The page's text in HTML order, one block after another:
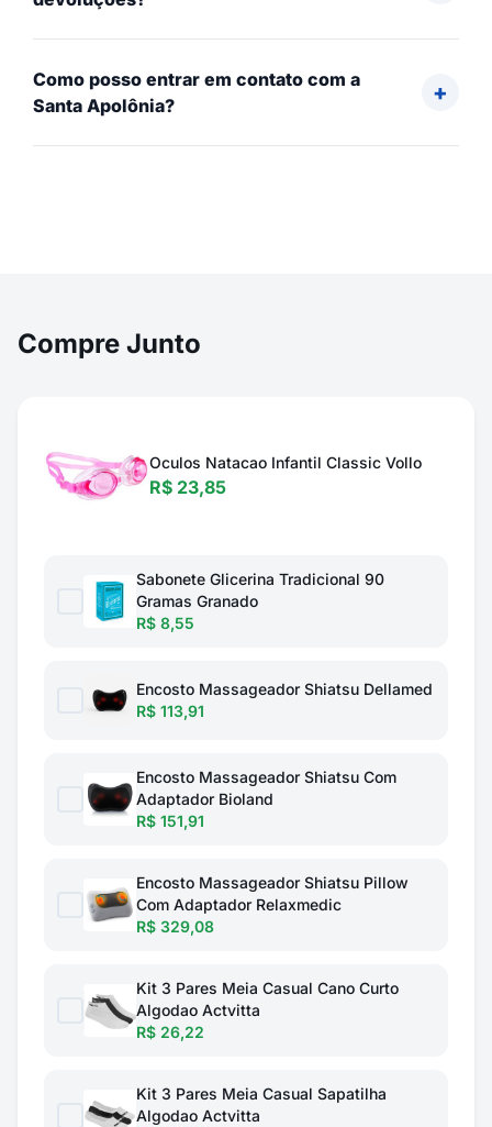
Como posso entrar em contato com a
Santa Apolônia?
Compre Junto
Oculos Natacao Infantil Classic Vollo
R$ 23,85
Sabonete Glicerina Tradicional 90
Gramas Granado
R$ 8,55
Encosto Massageador Shiatsu Dellamed
R$ 113,91
Encosto Massageador Shiatsu Com
Adaptador Bioland
R$ 151,91
Encosto Massageador Shiatsu Pillow
Com Adaptador Relaxmedic
R$ 329,08
Kit 3 Pares Meia Casual Cano Curto
Algodao Actvitta
R$ 26,22
Kit 3 Pares Meia Casual Sapatilha
Algodao Actvitta